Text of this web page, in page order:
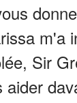
m'a
Sir
aider